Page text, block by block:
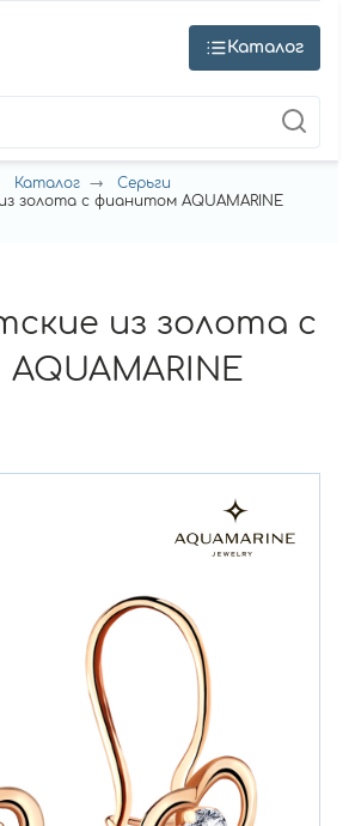
Каталог
Каталог
Серьги
золота с фианитом AQUAMARINE
из золота с